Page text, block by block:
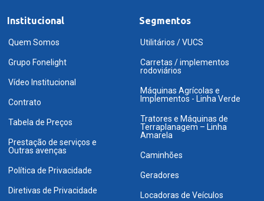
Institucional
Quem Somos
Grupo Fonelight
Vídeo Institucional
Contrato
Tabela de Preços
Prestação de serviços e
Outras avenças
Política de Privacidade
Diretivas de Privacidade
Segmentos
Utilitários / VUCS
Carretas / implementos
rodoviários
Máquinas Agrícolas e
Implementos - Linha Verde
Tratores e Máquinas de
Terraplanagem – Linha
Amarela
Caminhões
Geradores
Locadoras de Veículos